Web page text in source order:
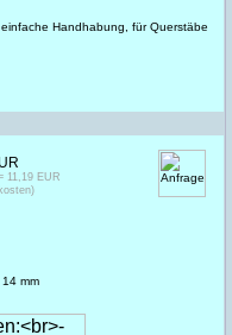
Handhabung, für Querstäbe
mm
11,19 EUR